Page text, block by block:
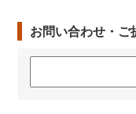
お問い合わせ・ご